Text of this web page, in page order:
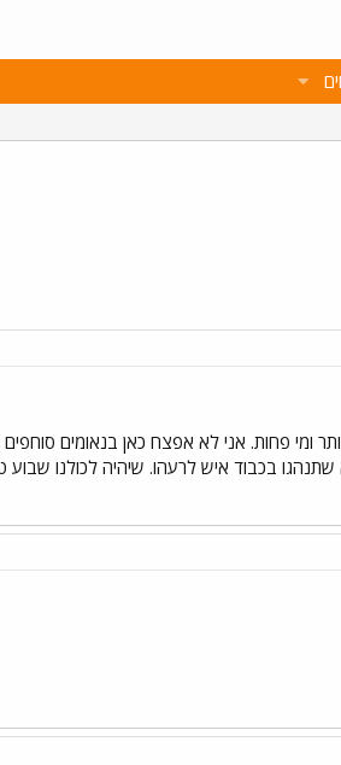
ומי פחות. אני לא אפצח כאן בנאומים
בכבוד איש לרעהו. שיהיה לכולנו שבוע